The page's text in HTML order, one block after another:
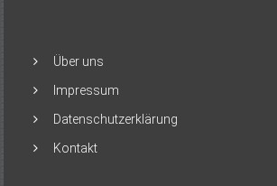
Über uns
Impressum
Datenschutzerklärung
Kontakt